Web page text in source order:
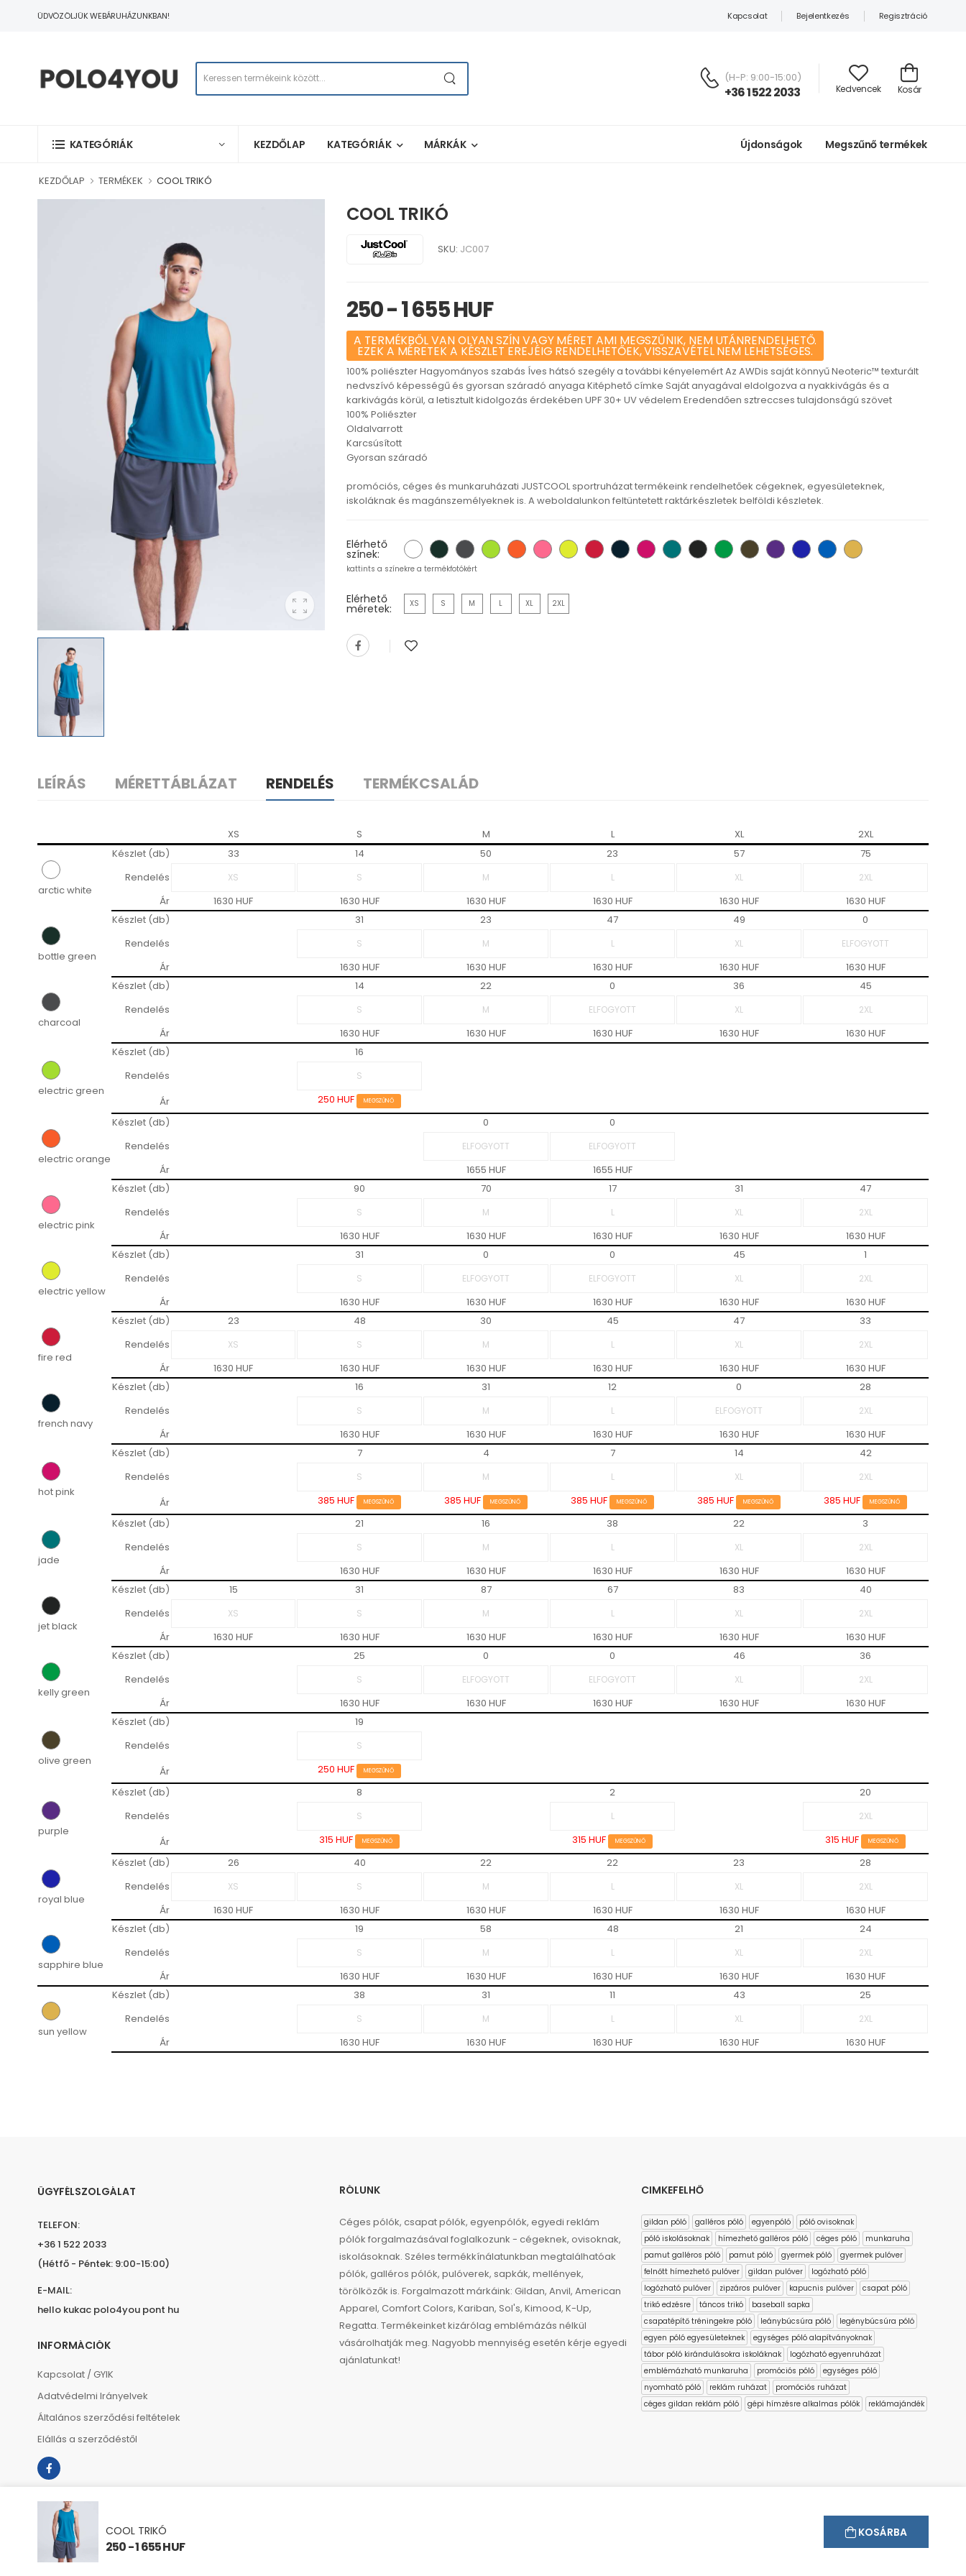
ÜDVÖZÖLJÜK WEBÁRUHÁZUNKBAN! Kapcsolat Bejelentkezés Regisztráció
(H-P: 9:00-15:00)
+36 1 522 2033 Kedvencek Kosár
KATEGÓRIÁK KEZDŐLAP KATEGÓRIÁK MÁRKÁK Újdonságok Megszűnő termékek
KEZDŐLAP TERMÉKEK COOL TRIKÓ
COOL TRIKÓ
SKU: JC007
250 - 1 655 HUF
A TERMÉKBŐL VAN OLYAN SZÍN VAGY MÉRET AMI MEGSZŰNIK, NEM UTÁNRENDELHETŐ.
EZEK A MÉRETEK A KÉSZLET EREJÉIG RENDELHETŐEK, VISSZAVÉTEL NEM LEHETSÉGES.
100% poliészter Hagyományos szabás Íves hátsó szegély a további kényelemért Az AWDis saját könnyű Neoteric™ texturált
nedvszívó képességű és gyorsan száradó anyaga Kitéphető címke Saját anyagával eldolgozva a nyakkivágás és a
karkivágás körül, a letisztult kidolgozás érdekében UPF 30+ UV védelem Eredendően sztreccses tulajdonságú szövet
100% Poliészter
Oldalvarrott
Karcsúsított
Gyorsan száradó
promóciós, céges és munkaruházati JUSTCOOL sportruházat termékeink rendelhetőek cégeknek, egyesületeknek,
iskoláknak és magánszemélyeknek is. A weboldalunkon feltüntetett raktárkészletek belföldi készletek.
Elérhető
színek:
kattints a színekre a termékfotókért
Elérhető
méretek: XS S M L XL 2XL
COOL TRIKÓ
250 - 1 655 HUF
KOSÁRBA
LEÍRÁS MÉRETTÁBLÁZAT RENDELÉS TERMÉKCSALÁD
XS S M L XL 2XL
arctic white
Készlet (db) 33 14 50 23 57
75
Rendelés
Ár
1630 HUF 1630 HUF 1630 HUF 1630 HUF 1630 HUF 1630 HUF
bottle green
Készlet (db) 31 23 47 49
0
Rendelés
Ár
1630 HUF 1630 HUF 1630 HUF 1630 HUF 1630 HUF
charcoal
Készlet (db) 14 22 0 36
45
Rendelés
Ár
1630 HUF 1630 HUF 1630 HUF 1630 HUF 1630 HUF
electric green
Készlet (db)
16
Rendelés
Ár
250 HUF MEGSZŰNŐ
electric orange
Készlet (db) 0
0
Rendelés
Ár
1655 HUF 1655 HUF
electric pink
Készlet (db) 90 70 17 31
47
Rendelés
Ár
1630 HUF 1630 HUF 1630 HUF 1630 HUF 1630 HUF
electric yellow
Készlet (db) 31 0 0 45
1
Rendelés
Ár
1630 HUF 1630 HUF 1630 HUF 1630 HUF 1630 HUF
fire red
Készlet (db) 23 48 30 45 47
33
Rendelés
Ár
1630 HUF 1630 HUF 1630 HUF 1630 HUF 1630 HUF 1630 HUF
french navy
Készlet (db) 16 31 12 0
28
Rendelés
Ár
1630 HUF 1630 HUF 1630 HUF 1630 HUF 1630 HUF
hot pink
Készlet (db) 7 4 7 14
42
Rendelés
Ár
385 HUF MEGSZŰNŐ 385 HUF MEGSZŰNŐ 385 HUF MEGSZŰNŐ 385 HUF MEGSZŰNŐ 385 HUF MEGSZŰNŐ
jade
Készlet (db) 21 16 38 22
3
Rendelés
Ár
1630 HUF 1630 HUF 1630 HUF 1630 HUF 1630 HUF
jet black
Készlet (db) 15 31 87 67 83
40
Rendelés
Ár
1630 HUF 1630 HUF 1630 HUF 1630 HUF 1630 HUF 1630 HUF
kelly green
Készlet (db) 25 0 0 46
36
Rendelés
Ár
1630 HUF 1630 HUF 1630 HUF 1630 HUF 1630 HUF
olive green
Készlet (db)
19
Rendelés
Ár
250 HUF MEGSZŰNŐ
purple
Készlet (db) 8 2
20
Rendelés
Ár
315 HUF MEGSZŰNŐ 315 HUF MEGSZŰNŐ 315 HUF MEGSZŰNŐ
royal blue
Készlet (db) 26 40 22 22 23
28
Rendelés
Ár
1630 HUF 1630 HUF 1630 HUF 1630 HUF 1630 HUF 1630 HUF
sapphire blue
Készlet (db) 19 58 48 21
24
Rendelés
Ár
1630 HUF 1630 HUF 1630 HUF 1630 HUF 1630 HUF
sun yellow
Készlet (db) 38 31 11 43
25
Rendelés
Ár
1630 HUF 1630 HUF 1630 HUF 1630 HUF 1630 HUF
ÜGYFÉLSZOLGÁLAT
TELEFON:
+36 1 522 2033
(Hétfő - Péntek: 9:00-15:00)
E-MAIL:
hello kukac polo4you pont hu
INFORMÁCIÓK
Kapcsolat / GYIK
Adatvédelmi Irányelvek
Általános szerződési feltételek
Elállás a szerződéstől
RÓLUNK
Céges pólók, csapat pólók, egyenpólók, egyedi reklám
pólók forgalmazásával foglalkozunk - cégeknek, ovisoknak,
iskolásoknak. Széles termékkínálatunkban megtalálhatóak
pólók, galléros pólók, pulóverek, sapkák, mellények,
törölközők is. Forgalmazott márkáink: Gildan, Anvil, American
Apparel, Comfort Colors, Kariban, Sol's, Kimood, K-Up,
Regatta. Termékeinket kizárólag emblémázás nélkül
vásárolhatják meg. Nagyobb mennyiség esetén kérje egyedi
ajánlatunkat!
CIMKEFELHŐ
gildan póló galléros póló egyenpóló
póló ovisoknak
póló iskolásoknak
hímezhető galléros póló céges póló
munkaruha
pamut galléros póló
pamut póló gyermek póló
gyermek pulóver
felnőtt hímezhető pulóver
gildan pulóver
logózható póló
logózható pulóver
zipzáros pulóver kapucnis pulóver
csapat póló
trikó edzésre
táncos trikó
baseball sapka
csapatépítő tréningekre póló
leánybúcsúra póló
legénybúcsúra póló
egyen póló egyesületeknek
egységes póló alapítványoknak
tábor póló kirándulásokra iskoláknak
logózható egyenruházat
emblémázható munkaruha
promóciós póló
egységes póló
nyomható póló
reklám ruházat
promóciós ruházat
céges gildan reklám póló
gépi hímzésre alkalmas pólók reklámajándék
Copyright © 2023 polo4you.hu